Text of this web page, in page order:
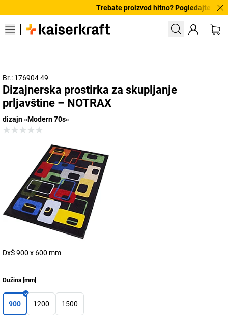
Trebate proizvod hitno? Pogledajte našu
Br.: 176904 49
Dizajnerska prostirka za skupljanje
prljavštine – NOTRAX
dizajn »Modern 70s«
DxŠ 900 x 600 mm
Dužina [mm]
900 1200 1500